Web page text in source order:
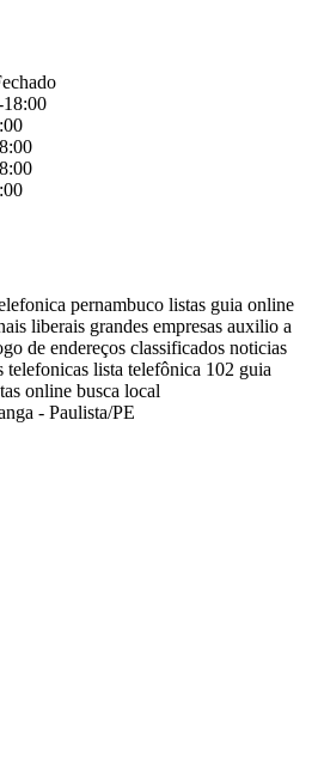
18:00
pernambuco listas guia online
liberais grandes empresas auxilio a
de endereços classificados noticias
telefonicas lista telefônica 102 guia
online busca local
- Paulista/PE